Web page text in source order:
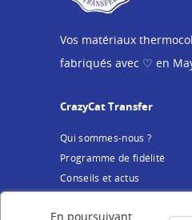
Vos matériaux
fabriqués avec ♡ en
CrazyCat Transfer
Qui sommes-nous ?
Programme de fidélité
Conseils et actus
En poursuivant